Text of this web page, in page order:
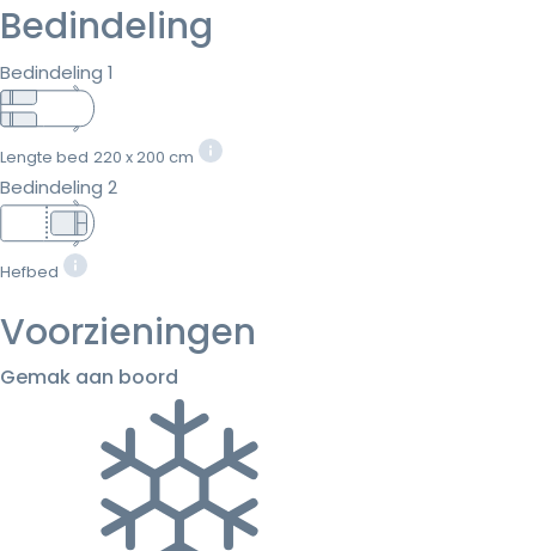
Bedindeling
Bedindeling 1
Lengte bed 220 x 200 cm
Bedindeling 2
Hefbed
Voorzieningen
Gemak aan boord